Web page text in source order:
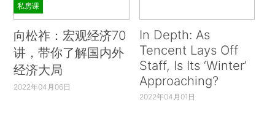
私房课
向松祚：宏观经济70
讲，带你了解国内外
经济大局
2022年04月06日
In Depth: As
Tencent Lays Off
Staff, Is Its ‘Winter’
Approaching?
2022年04月01日